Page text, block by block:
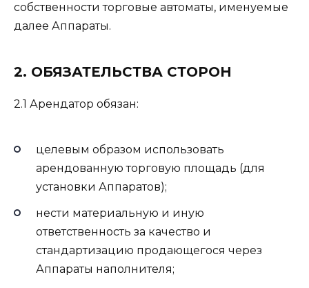
собственности торговые автоматы, именуемые
далее Аппараты.
2. ОБЯЗАТЕЛЬСТВА СТОРОН
2.1 Арендатор обязан:
целевым образом использовать
арендованную торговую площадь (для
установки Аппаратов);
нести материальную и иную
ответственность за качество и
стандартизацию продающегося через
Аппараты наполнителя;